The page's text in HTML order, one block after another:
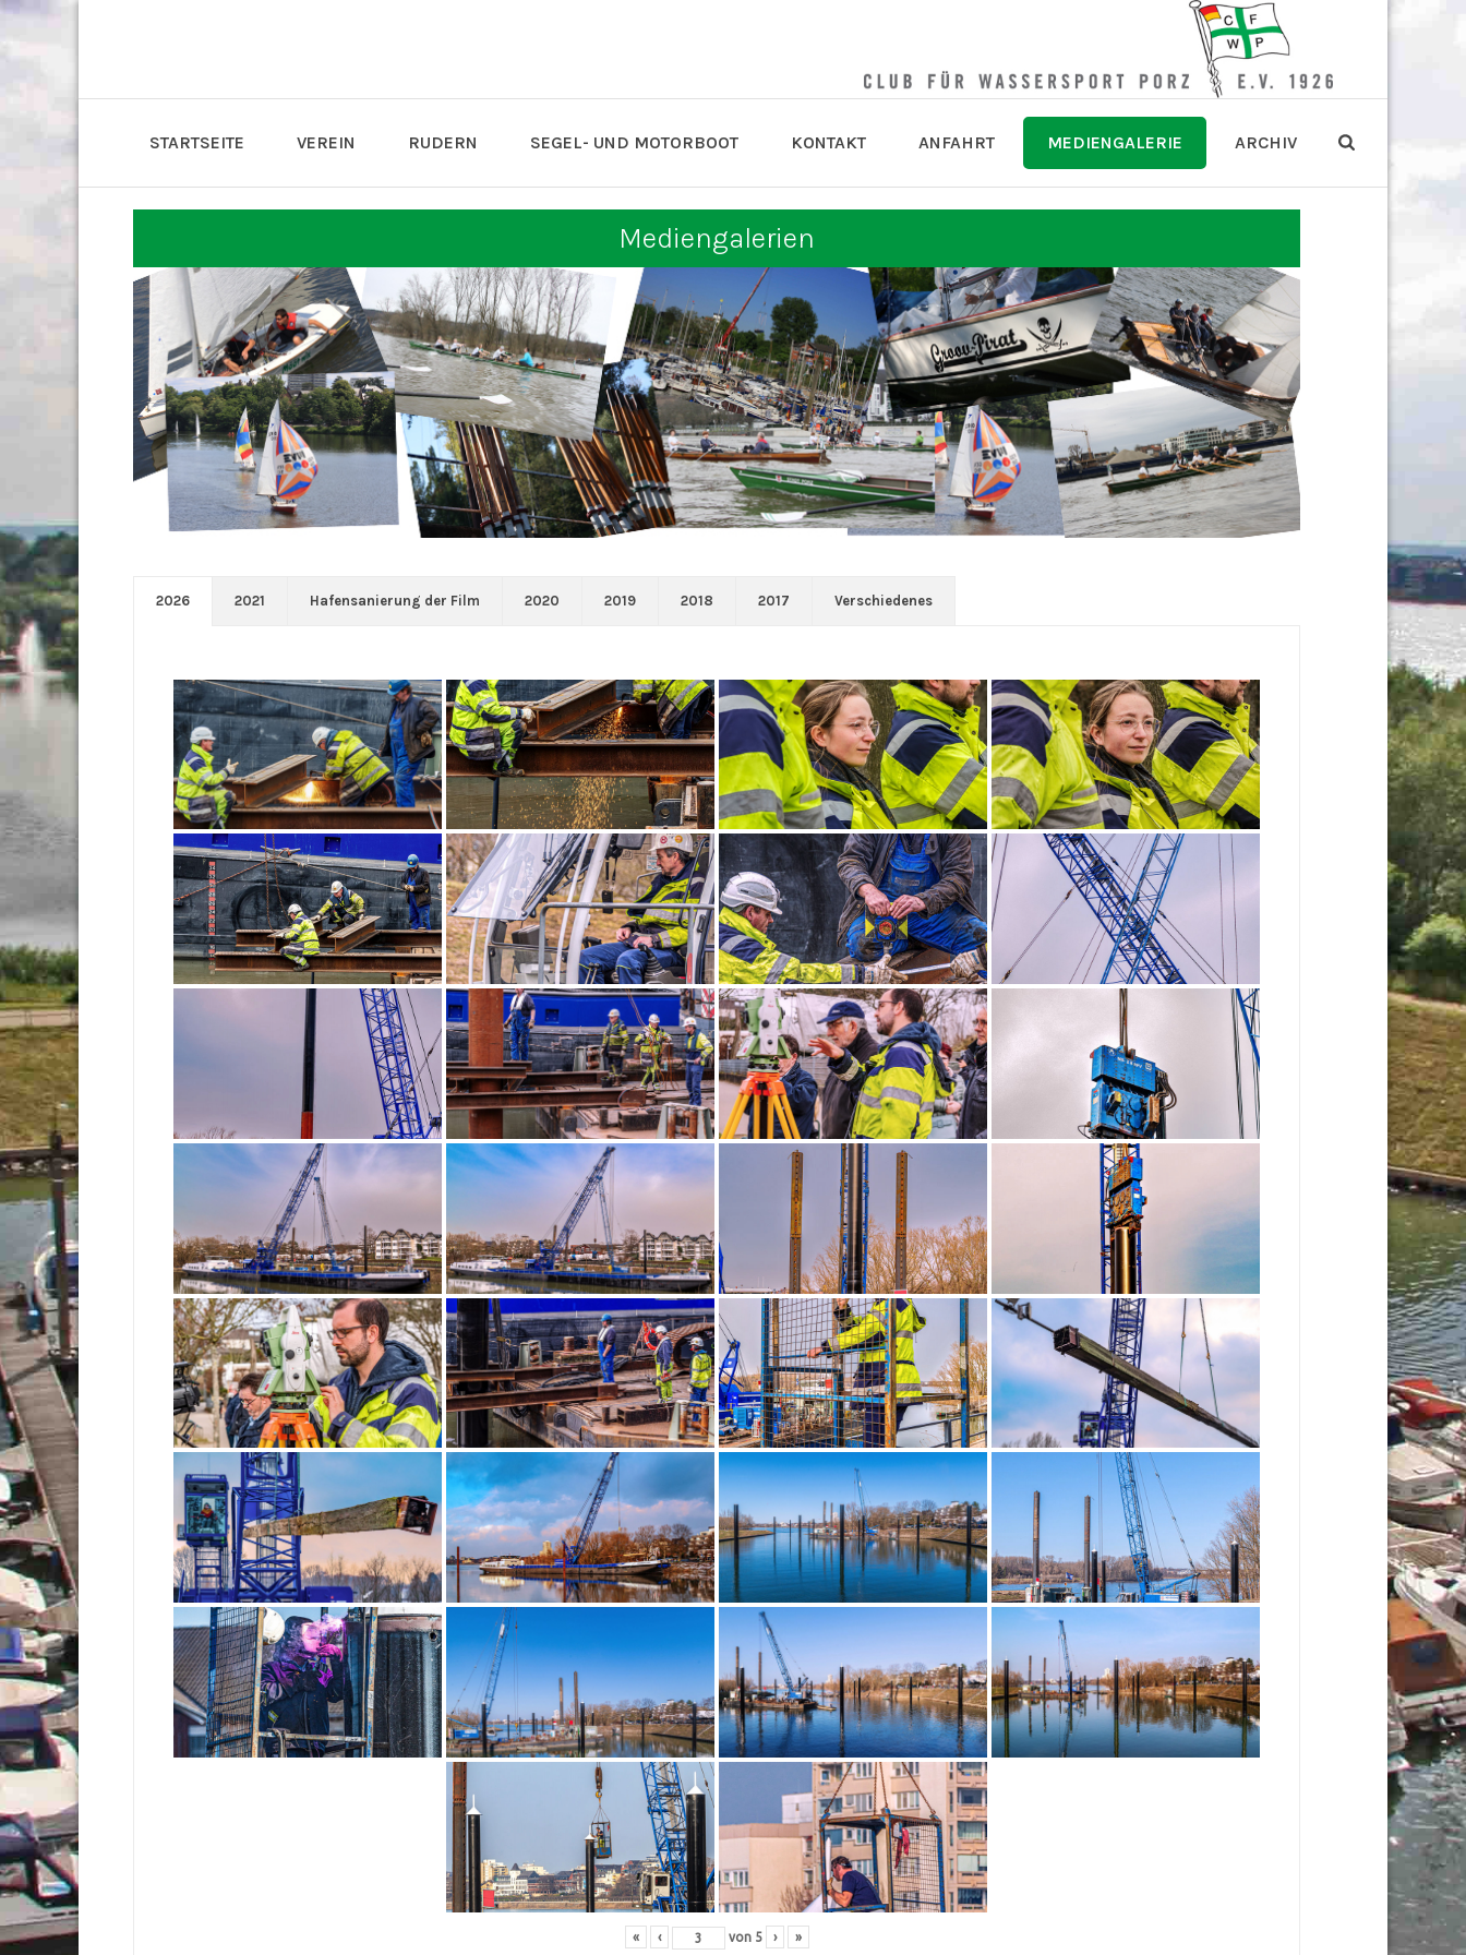
STARTSEITE VEREIN RUDERN SEGEL- UND MOTORBOOT KONTAKT ANFAHRT MEDIENGALERIE ARCHIV
Mediengalerien
2026 2021 Hafensanierung der Film 2020 2019 2018 2017 Verschiedenes
« ‹ von 5 › »